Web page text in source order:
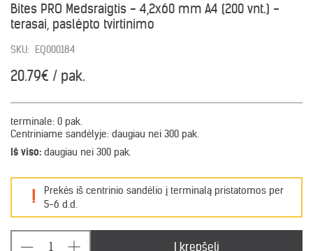
Bites PRO Medsraigtis - 4,2x60 mm A4 (200 vnt.) -
terasai, paslėpto tvirtinimo
SKU: EQ000184
20.79€ / pak.
terminale: 0 pak.
Centriniame sandėlyje: daugiau nei 300 pak.
Iš viso: daugiau nei 300 pak.
!
Prekės iš centrinio sandėlio į terminalą pristatomos per
5-6 d.d.
Į krepšelį